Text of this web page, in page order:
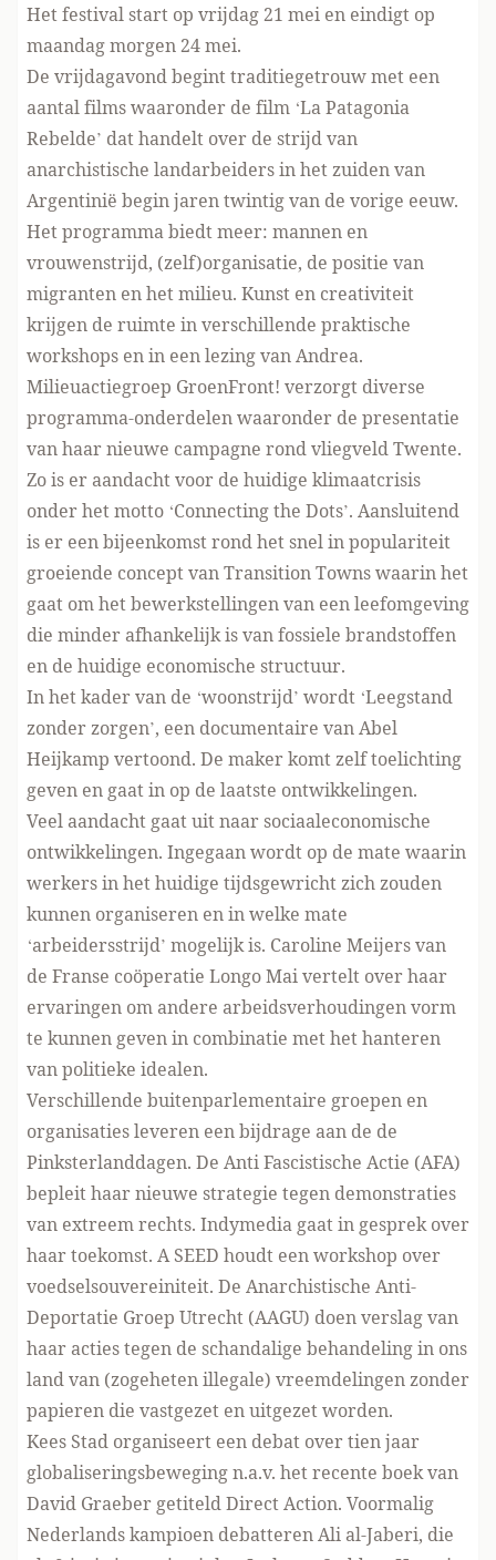
Het festival start op vrijdag 21 mei en eindigt op
maandag morgen 24 mei.
De vrijdagavond begint traditiegetrouw met een
aantal films waaronder de film ‘La Patagonia
Rebelde’ dat handelt over de strijd van
anarchistische landarbeiders in het zuiden van
Argentinië begin jaren twintig van de vorige eeuw.
Het programma biedt meer: mannen en
vrouwenstrijd, (zelf)organisatie, de positie van
migranten en het milieu. Kunst en creativiteit
krijgen de ruimte in verschillende praktische
workshops en in een lezing van Andrea.
Milieuactiegroep GroenFront! verzorgt diverse
programma-onderdelen waaronder de presentatie
van haar nieuwe campagne rond vliegveld Twente.
Zo is er aandacht voor de huidige klimaatcrisis
onder het motto ‘Connecting the Dots’. Aansluitend
is er een bijeenkomst rond het snel in populariteit
groeiende concept van Transition Towns waarin het
gaat om het bewerkstellingen van een leefomgeving
die minder afhankelijk is van fossiele brandstoffen
en de huidige economische structuur.
In het kader van de ‘woonstrijd’ wordt ‘Leegstand
zonder zorgen’, een documentaire van Abel
Heijkamp vertoond. De maker komt zelf toelichting
geven en gaat in op de laatste ontwikkelingen.
Veel aandacht gaat uit naar sociaaleconomische
ontwikkelingen. Ingegaan wordt op de mate waarin
werkers in het huidige tijdsgewricht zich zouden
kunnen organiseren en in welke mate
‘arbeidersstrijd’ mogelijk is. Caroline Meijers van
de Franse coöperatie Longo Mai vertelt over haar
ervaringen om andere arbeidsverhoudingen vorm
te kunnen geven in combinatie met het hanteren
van politieke idealen.
Verschillende buitenparlementaire groepen en
organisaties leveren een bijdrage aan de de
Pinksterlanddagen. De Anti Fascistische Actie (AFA)
bepleit haar nieuwe strategie tegen demonstraties
van extreem rechts. Indymedia gaat in gesprek over
haar toekomst. A SEED houdt een workshop over
voedselsouvereiniteit. De Anarchistische Anti-
Deportatie Groep Utrecht (AAGU) doen verslag van
haar acties tegen de schandalige behandeling in ons
land van (zogeheten illegale) vreemdelingen zonder
papieren die vastgezet en uitgezet worden.
Kees Stad organiseert een debat over tien jaar
globaliseringsbeweging n.a.v. het recente boek van
David Graeber getiteld Direct Action. Voormalig
Nederlands kampioen debatteren Ali al-Jaberi, die